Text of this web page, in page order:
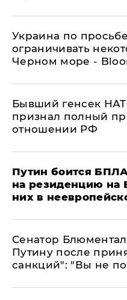
Украина по
ограничивать
Черном море -
Бывший генсек
признал полный
отношении РФ
Путин боится
на резиденцию на
них в
Сенатор
Путину после
санкций": "Вы не